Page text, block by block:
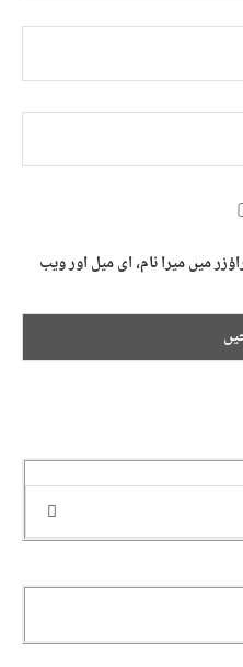
میں میرا نام، ای میل اور ویب